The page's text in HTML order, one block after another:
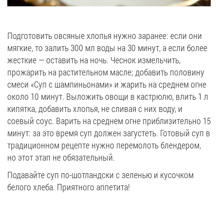
Подготовить овсяные хлопья нужно заранее: если они
мягкие, то залить 300 мл воды на 30 минут, а если более
жесткие — оставить на ночь. Чеснок измельчить,
прожарить на растительном масле; добавить половину
смеси «Суп с шампиньонами» и жарить на среднем огне
около 10 минут. Выложить овощи в кастрюлю, влить 1 л
кипятка, добавить хлопья, не сливая с них воду, и
соевый соус. Варить на среднем огне приблизительно 15
минут: за это время суп должен загустеть. Готовый суп в
традиционном рецепте нужно перемолоть блендером,
но этот этап не обязательный.
Подавайте суп по-шотландски с зеленью и кусочком
белого хлеба. Приятного аппетита!